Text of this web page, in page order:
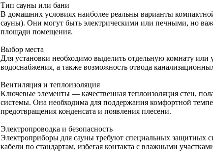
Тип сауны или бани
В домашних условиях наиболее реальны варианты
сауны). Они могут быть электрическими или печными, но
площади помещения.
Выбор места
Для установки необходимо выделить отдельную комнату
водоснабжения, а также возможность отвода
Вентиляция и теплоизоляция
Ключевые элементы — качественная теплоизоляция стен,
системы. Она необходима для поддержания комфортной
предотвращения конденсата и появления плесени.
Электропроводка и безопасность
Электроприборы для сауны требуют специальных защитных
кабели по стандартам, избегая контакта с влажными